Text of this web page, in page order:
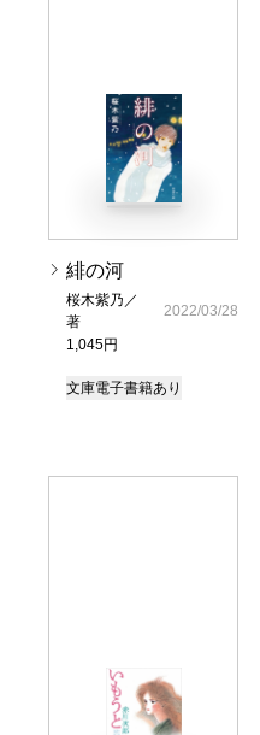
緋の河
桜木紫乃／
著
1,045円
2022/03/28
文庫電子書籍あり